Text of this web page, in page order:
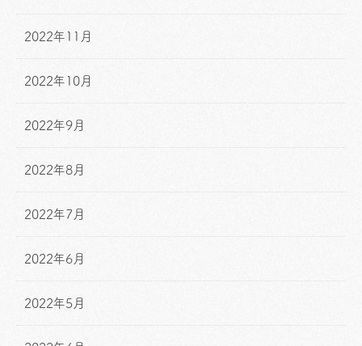
2022年11月
2022年10月
2022年9月
2022年8月
2022年7月
2022年6月
2022年5月